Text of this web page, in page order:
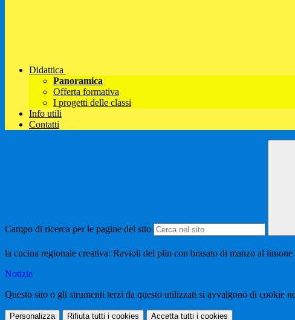
Didattica
Panoramica
Offerta formativa
I progetti delle classi
Info utili
Contatti
Campo di ricerca per le pagine del sito
la cucina regionale creativa: Ravioli del plin con brasato di manzo al
Notizie
Questo sito o gli strumenti terzi da questo utilizzati si avvalgono di cookie
Personalizza Rifiuta tutti i cookies Accetta tutti i cookies